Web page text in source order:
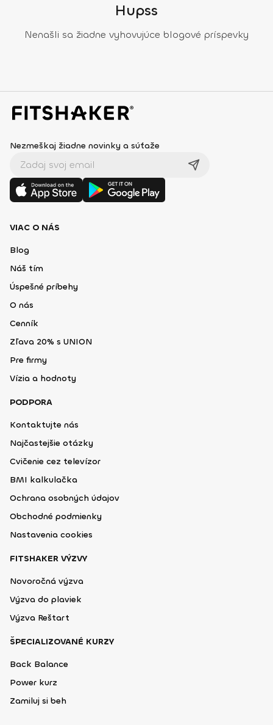
Hupss
Nenašli sa žiadne vyhovujúce blogové príspevky
Nezmeškaj žiadne novinky a súťaže
VIAC O NÁS
Blog
Náš tím
Úspešné príbehy
O nás
Cenník
Zľava 20% s UNION
Pre firmy
Vízia a hodnoty
PODPORA
Kontaktujte nás
Najčastejšie otázky
Cvičenie cez televízor
BMI kalkulačka
Ochrana osobných údajov
Obchodné podmienky
Nastavenia cookies
FITSHAKER VÝZVY
Novoročná výzva
Výzva do plaviek
Výzva Reštart
ŠPECIALIZOVANÉ KURZY
Back Balance
Power kurz
Zamiluj si beh